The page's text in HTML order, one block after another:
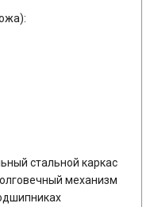
стальной каркас
механизм